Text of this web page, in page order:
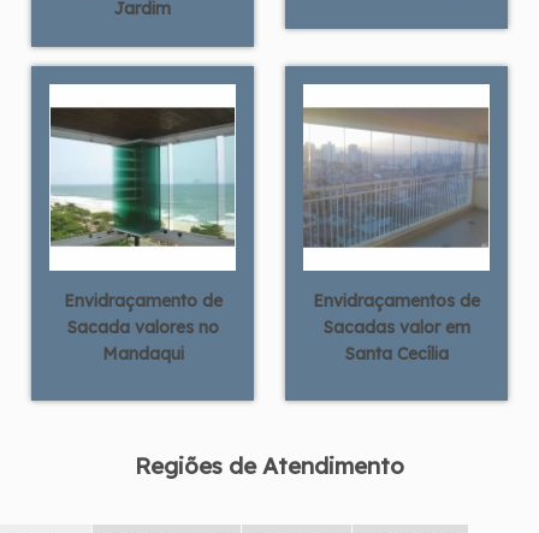
Jardim
Envidraçamento de
Sacada valores no
Mandaqui
Envidraçamentos de
Sacadas valor em
Santa Cecília
Regiões de Atendimento